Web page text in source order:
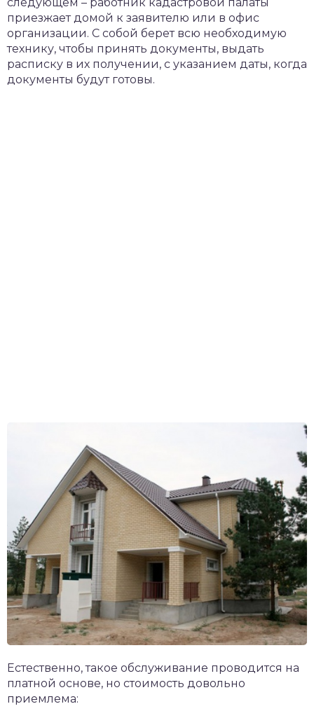
приезжает домой к заявителю или в офис
организации. С собой берет всю необходимую
технику, чтобы принять документы, выдать
расписку в их получении, с указанием даты, когда
документы будут готовы.
Естественно, такое обслуживание проводится на
платной основе, но стоимость довольно
приемлема: